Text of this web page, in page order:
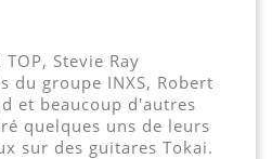
Stevie Ray
du groupe INXS, Robert
et beaucoup d'autres
quelques uns de leurs
sur des guitares Tokai.